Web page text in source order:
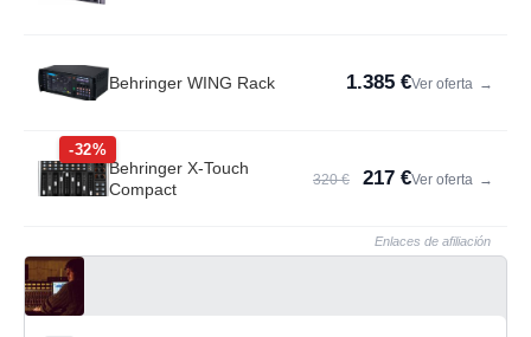
Behringer WING Rack 1.385 €Ver oferta →
-32%
Behringer X-Touch
Compact
320 € 217 €Ver oferta →
Enlaces de afiliación